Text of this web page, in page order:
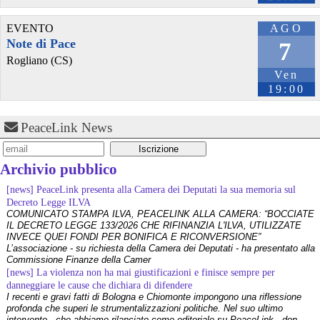
@peacelink
retepacedisarmo.org/2026/missi
Il Parlamento è stato tenuto praticamente all’oscuro del
dispiegamento di uomini e mezzi verso il regno saudita e in un
@peacelink - 6/8/2026 5:38
ilmanifesto.it/guerra-a-debito
Ieri il parlamento ha approvato le risoluzioni della maggioranza che
impegnano il governo ad avviare le procedure per chiedere
AGO
7
Ven
19:00
EVENTO
Note di Pace
Rogliano (CS)
PeaceLink News
Archivio pubblico
[news] PeaceLink presenta alla Camera dei Deputati la sua memoria sul
Decreto Legge ILVA
COMUNICATO STAMPA ILVA, PEACELINK ALLA CAMERA: “BOCCIATE
IL DECRETO LEGGE 133/2026 CHE RIFINANZIA L'ILVA, UTILIZZATE
INVECE QUEI FONDI PER BONIFICA E RICONVERSIONE”
L’associazione - su richiesta della Camera dei Deputati - ha presentato alla
Commissione Finanze della Camer
[news] La violenza non ha mai giustificazioni e finisce sempre per
danneggiare le cause che dichiara di difendere
I recenti e gravi fatti di Bologna e Chiomonte impongono una riflessione
profonda che superi le strumentalizzazioni politiche. Nel suo ultimo